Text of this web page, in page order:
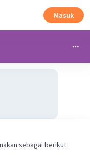
Masuk
sebagai berikut